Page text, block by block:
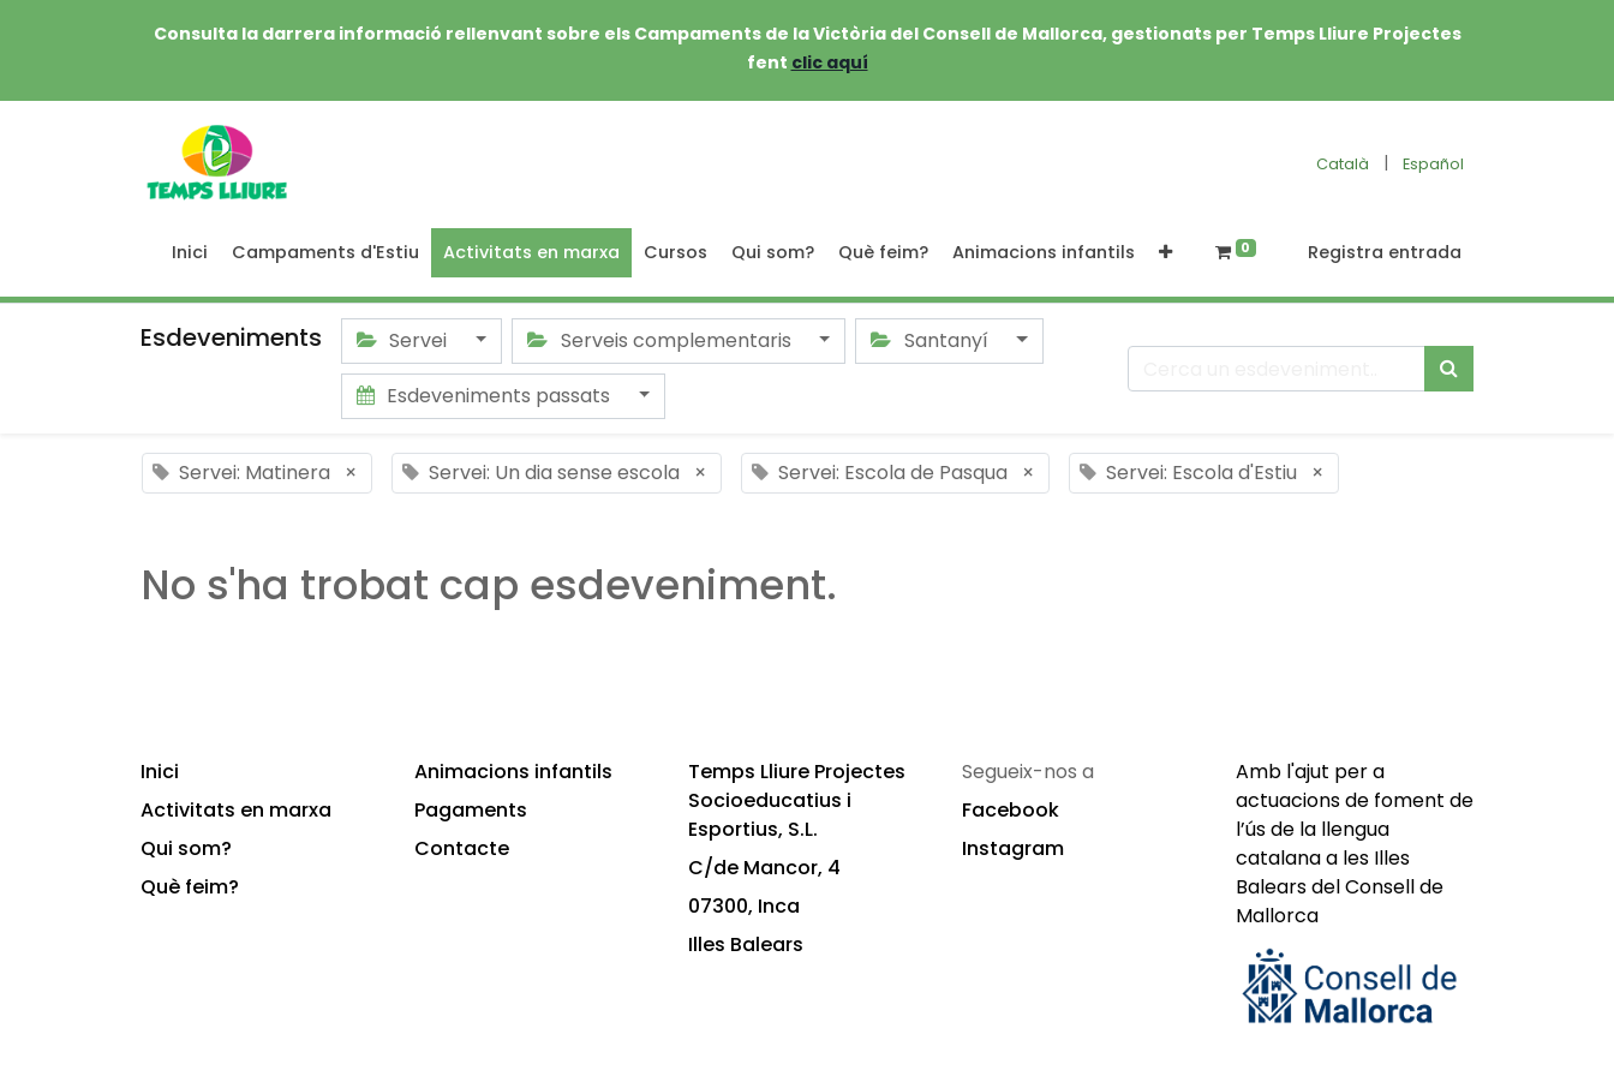
Consulta la darrera informació rellenvant sobre els Campaments de la Victòria del Consell de Mallorca, gestionats per Temps Lliure Projectes
fent clic aquí
Català | Español
Inici Campaments d'Estiu Activitats en marxa Cursos Qui som? Què feim? Animacions infantils 0 Registra entrada
Esdeveniments Servei Serveis complementaris
Santanyí
Esdeveniments passats
Servei: Matinera × Servei: Un dia sense escola × Servei: Escola de Pasqua × Servei: Escola d'Estiu ×
No s'ha trobat cap esdeveniment.
Inici
Activitats en marxa
Qui som?
Què feim?
Animacions infantils
Pagaments
Contacte
Temps Lliure Projectes
Socioeducatius i
Esportius, S.L.
C/de Mancor, 4
07300, Inca
Illes Balears
Segueix-nos a
Facebook
Instagram
Amb l'ajut per a
actuacions de foment de
l’ús de la llengua
catalana a les Illes
Balears del Consell de
Mallorca